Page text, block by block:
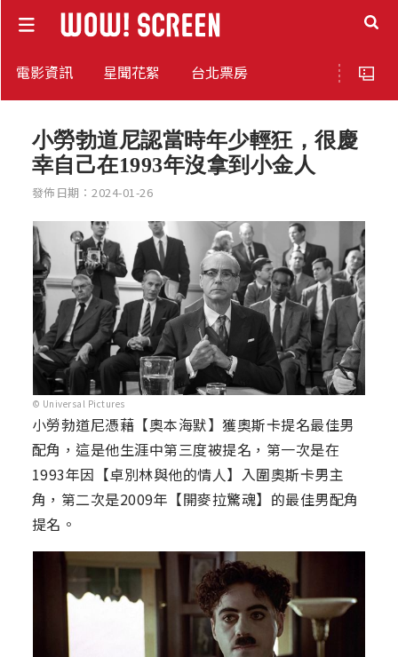
電影資訊 星聞花絮 台北票房
小勞勃道尼認當時年少輕狂，很慶
幸自己在1993年沒拿到小金人
發佈日期：2024-01-26
© Universal Pictures
小勞勃道尼憑藉【奧本海默】獲奧斯卡提名最佳男
配角，這是他生涯中第三度被提名，第一次是在
1993年因【卓別林與他的情人】入圍奧斯卡男主
角，第二次是2009年【開麥拉驚魂】的最佳男配角
提名。